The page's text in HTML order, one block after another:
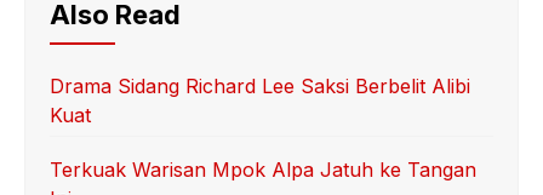
Also Read
Drama Sidang Richard Lee Saksi Berbelit Alibi
Kuat
Terkuak Warisan Mpok Alpa Jatuh ke Tangan